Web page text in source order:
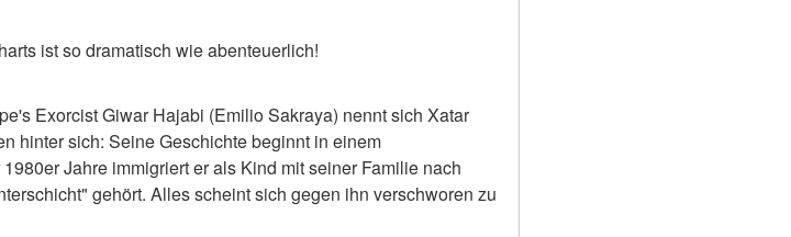
ist so dramatisch wie abenteuerlich!
Exorcist Giwar Hajabi (Emilio Sakraya) nennt sich Xatar
hinter sich: Seine Geschichte beginnt in einem
Jahre immigriert er als Kind mit seiner Familie nach
gehört. Alles scheint sich gegen ihn verschworen zu